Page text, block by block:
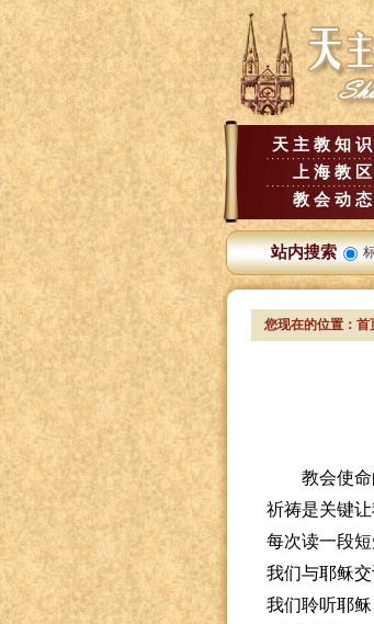
天主教知识
上海教区
教会动态
站内搜索
您现在的位置： 首
教会使命
祈祷是关键让
每次读一段
我们与耶稣交
我们聆听耶稣